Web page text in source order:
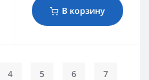
В корзину
4 5 6 7